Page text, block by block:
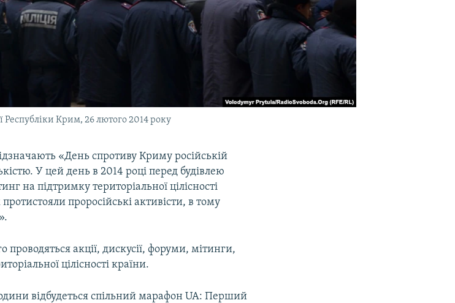
Республіки Крим, 26 лютого 2014 року
«День cпротиву Криму російській
У цей день в 2014 році перед будівлею
на підтримку територіальної цілісності
проросійські активісти, в тому
проводяться акції, дискусії, форуми, мітинги,
цілісності країни.
відбудеться спільний марафон UA: Перший